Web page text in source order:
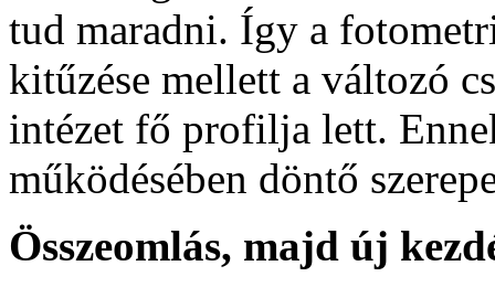
tud maradni. Így a
kitűzése mellett a változó
intézet fő profilja lett.
működésében döntő
Összeomlás, majd új